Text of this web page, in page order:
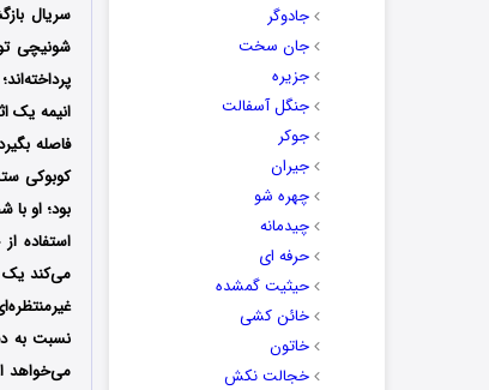
جادوگر
جان سخت
جزیره
جنگل آسفالت
جوکر
جیران
چهره شو
چیدمانه
حرفه ای
حیثیت گمشده
خائن کشی
خاتون
خجالت نکش
سریال
شونیچی
انیمه یک
فاصله
کوبوکی
بود؛ او
استفاده
می‌کند یک
نسبت به
می‌خواهد